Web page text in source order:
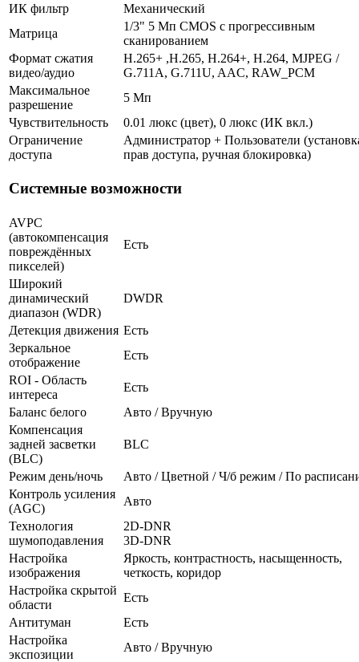
ИК фильтр
Механический
Матрица
1/3" 5 Мп CMOS с прогрессивным
сканированием
Формат сжатия
видео/аудио
H.265+ ,H.265, H.264+, H.264, MJPEG /
G.711A, G.711U, AAC, RAW_PCM
Максимальное
разрешение
5 Мп
Чувствительность
0.01 люкс (цвет), 0 люкс (ИК вкл.)
Ограничение
доступа
Администратор + Пользователи
прав доступа, ручная блокировка)
Системные возможности
AVPC
(автокомпенсация
повреждённых
пикселей)
Есть
Широкий
динамический
диапазон (WDR)
DWDR
Детекция движения Есть
Зеркальное
отображение
Есть
ROI - Область
интереса
Есть
Баланс белого
Авто / Вручную
Компенсация
задней засветки
(BLC)
BLC
Режим день/ночь
Авто / Цветной / Ч/б режим / По
Контроль усиления
(AGC)
Авто
Технология
шумоподавления
2D-DNR
3D-DNR
Настройка
изображения
Яркость, контрастность, насыщенность,
четкость, коридор
Настройка скрытой
области
Есть
Антитуман
Есть
Настройка
экспозиции
Авто / Вручную